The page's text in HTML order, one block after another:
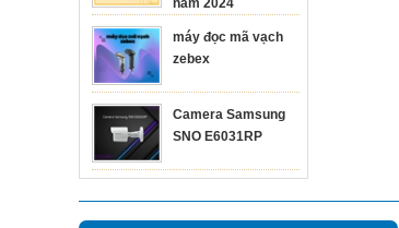
năm 2024
máy đọc mã vạch
zebex
Camera Samsung
SNO E6031RP